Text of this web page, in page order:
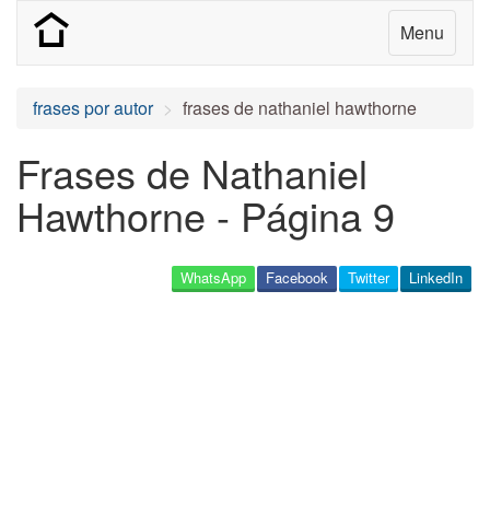
Menu
frases por autor frases de nathaniel hawthorne
Frases de Nathaniel
Hawthorne - Página 9
LinkedIn
Twitter
Facebook
WhatsApp